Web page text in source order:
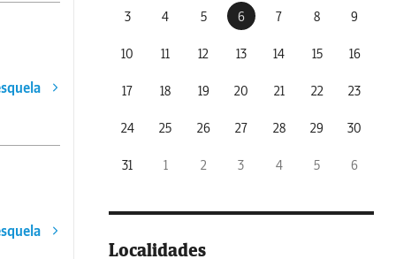
3 4 5 6 7 8 9
10 11 12 13 14 15 16
17 18 19 20 21 22 23
24 25 26 27 28 29 30
31 1 2 3 4 5 6
Localidades